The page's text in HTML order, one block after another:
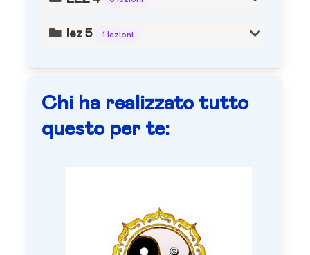
lez 5 1 lezioni
Chi ha realizzato tutto
questo per te: